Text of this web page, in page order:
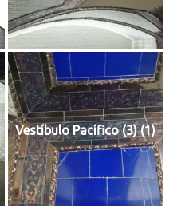
Vestíbulo Pacífico (3) (1)